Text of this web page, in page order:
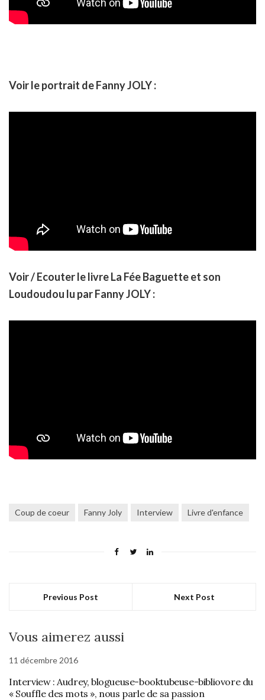
Voir le portrait de Fanny JOLY :
Voir / Ecouter le livre La Fée Baguette et son
Loudoudou lu par Fanny JOLY :
Coup de coeur Fanny Joly Interview Livre d'enfance
Previous Post Next Post
Vous aimerez aussi
11 décembre 2016
Interview : Audrey, blogueuse-booktubeuse-bibliovore du
« Souffle des mots », nous parle de sa passion